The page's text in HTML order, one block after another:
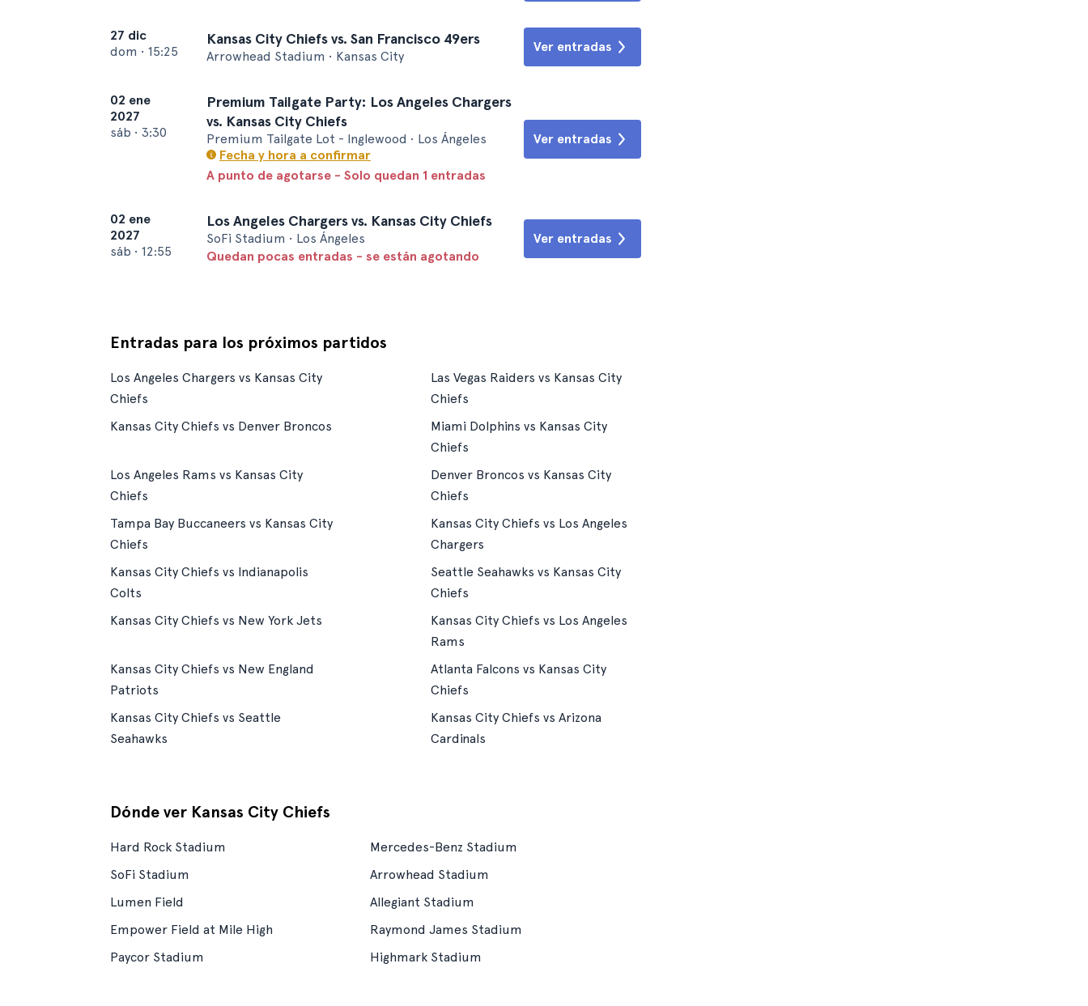
27 dic
dom • 15:25
Kansas City Chiefs vs. San Francisco 49ers
Arrowhead Stadium • Kansas City
Ver entradas
02 ene
2027
sáb • 3:30
Premium Tailgate Party: Los Angeles Chargers
vs. Kansas City Chiefs
Premium Tailgate Lot - Inglewood • Los Ángeles
Fecha y hora a confirmar
A punto de agotarse - Solo quedan 1 entradas
Ver entradas
02 ene
2027
sáb • 12:55
Los Angeles Chargers vs. Kansas City Chiefs
SoFi Stadium • Los Ángeles
Quedan pocas entradas - se están agotando
Ver entradas
Entradas para los próximos partidos
Los Angeles Chargers vs Kansas City
Chiefs
Las Vegas Raiders vs Kansas City
Chiefs
Kansas City Chiefs vs Denver Broncos
Miami Dolphins vs Kansas City
Chiefs
Los Angeles Rams vs Kansas City
Chiefs
Denver Broncos vs Kansas City
Chiefs
Tampa Bay Buccaneers vs Kansas City
Chiefs
Kansas City Chiefs vs Los Angeles
Chargers
Kansas City Chiefs vs Indianapolis
Colts
Seattle Seahawks vs Kansas City
Chiefs
Kansas City Chiefs vs New York Jets
Kansas City Chiefs vs Los Angeles
Rams
Kansas City Chiefs vs New England
Patriots
Atlanta Falcons vs Kansas City
Chiefs
Kansas City Chiefs vs Seattle
Seahawks
Kansas City Chiefs vs Arizona
Cardinals
Dónde ver Kansas City Chiefs
Hard Rock Stadium
Mercedes-Benz Stadium
SoFi Stadium
Arrowhead Stadium
Lumen Field
Allegiant Stadium
Empower Field at Mile High
Raymond James Stadium
Paycor Stadium
Highmark Stadium